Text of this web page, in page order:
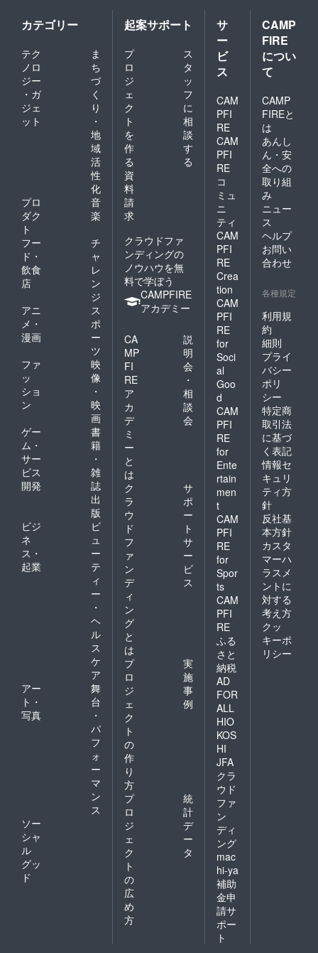
状況を
考慮
し、製
作者に
て選定 -
（ス
フォー
ク・
箸）御
蔵島産
の柘植
仕上
げ：拭
き漆 サ
イズお
よび重
量： -
（筒の
部分）
180mm
46.5m
80〜
木の種
類によ
り重さ
は変わ
ります
（ス
プー
ン）
165mm
35mm
／30g -
（フォ
ーク）
165mm
25mm
6.17m
m／30g
- （箸）
165mm
7.3mm
／30g
り、ご
要望が
あれば
サービ
スのご
紹介も
いたし
工芸品
を嗜ん
でほし
いとい
う想い
からご
用意さ
ただき
まし
た。贅
沢で、
豊かな
時間を
提供さ
せて頂
きま
す。 ▼
旅する
食器
（構
造・印
籠蓋）
素材： -
部分）
キ、山
桜、日
光杉の
仕入れ
状況を
考慮
し、製
作者に
て選定 -
（ス
プー
ン・
フォー
ク・
箸）御
蔵島産
の柘植
仕上
げ：拭
き漆 サ
イズお
よび重
量： -
（筒の
部分）
180mm
46.5m
80〜
100g＜
カテゴリー
テク
ノロ
ジー
・ガ
ジェ
ット
ま
ち
づ
く
り
・
地
域
活
性
化
プロ
ダク
ト
音
楽
フー
ド・
飲食
店
チ
ャ
レ
ン
ジ
アニ
メ・
漫画
ス
ポ
ー
ツ
ファ
ッ
ショ
ン
映
像
・
映
画
ゲー
ム・
サー
ビス
開発
書
籍
・
雑
誌
出
版
ビジ
ネ
ス・
起業
ビ
ュ
ー
テ
ィ
ー
・
ヘ
ル
ス
ケ
ア
アー
ト・
写真
舞
台
・
パ
フ
ォ
ー
マ
ン
ス
ソー
シャ
ル
グッ
ド
起案サポート
プ
ロ
ジ
ェ
ク
ト
を
作
る
ス
タ
ッ
フ
に
相
談
す
る
資
料
請
求
クラウドファ
ンディングの
ノウハウを無
料で学ぼう
CAMPFIRE
アカデミー
CA
MP
FI
RE
ア
カ
デ
ミ
ー
と
は
説
明
会
・
相
談
会
ク
ラ
ウ
ド
フ
ァ
ン
デ
ィ
ン
グ
と
は
サ
ポ
ー
ト
サ
ー
ビ
ス
プ
ロ
ジ
ェ
ク
ト
の
作
り
方
実
施
事
例
プ
ロ
ジ
ェ
ク
ト
の
広
め
方
統
計
デ
ー
タ
サ
ー
ビ
ス
CAM
PFI
RE
CAM
PFI
RE
コ
ミュ
ニ
ティ
CAM
PFI
RE
Crea
tion
CAM
PFI
RE
for
Soci
al
Goo
d
CAM
PFI
RE
for
Ente
rtain
men
t
CAM
PFI
RE
for
Spor
ts
CAM
PFI
RE
ふる
さと
納税
AD
FOR
ALL
HIO
KOS
HI
JFA
クラ
ウド
ファ
ン
ディ
ング
mac
hi-ya
補助
金申
請サ
ポー
ト
CAMP
FIRE
につい
て
CAMP
FIREと
は
あんし
ん・安
全への
取り組
み
ニュー
ス
ヘルプ
お問い
合わせ
各種規定
利用規
約
細則
プライ
バシー
ポリ
シー
特定商
取引法
に基づ
く表記
情報セ
キュリ
ティ方
針
反社基
本方針
カスタ
マーハ
ラスメ
ントに
対する
考え方
クッ
キーポ
リシー